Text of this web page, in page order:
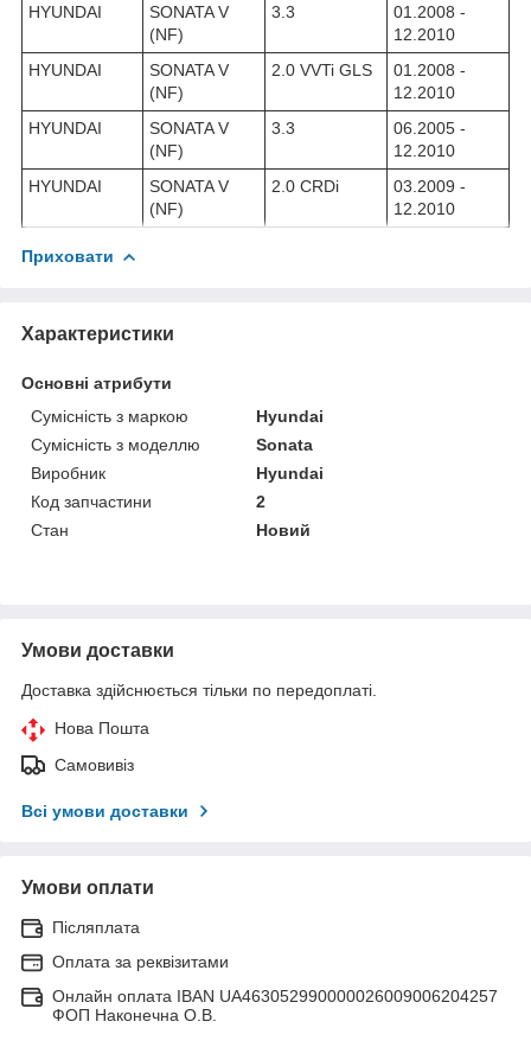
HYUNDAI
SONATA V
(NF)
3.3
01.2008 -
12.2010
HYUNDAI
SONATA V
(NF)
2.0 VVTi GLS
01.2008 -
12.2010
HYUNDAI
SONATA V
(NF)
3.3
06.2005 -
12.2010
HYUNDAI
SONATA V
(NF)
2.0 CRDi
03.2009 -
12.2010
Приховати
Характеристики
Основні атрибути
Сумісність з маркою
Hyundai
Сумісність з моделлю
Sonata
Виробник
Hyundai
Код запчастини
2
Стан
Новий
Умови доставки
Доставка здійснюється тільки по передоплаті.
Нова Пошта
Самовивіз
Всі умови доставки
Умови оплати
Післяплата
Оплата за реквізитами
Онлайн оплата IBAN UA463052990000026009006204257
ФОП Наконечна О.В.